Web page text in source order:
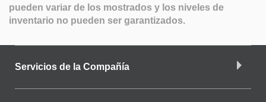
pueden variar de los mostrados y los niveles de
inventario no pueden ser garantizados.
Servicios de la Compañía